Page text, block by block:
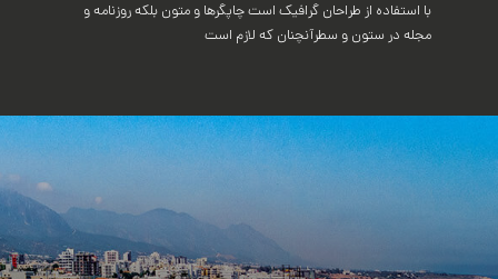
با استفاده از طراحان گرافیک است چاپگرها و متون بلکه روزنامه و
مجله در ستون و سطرآنچنان که لازم است